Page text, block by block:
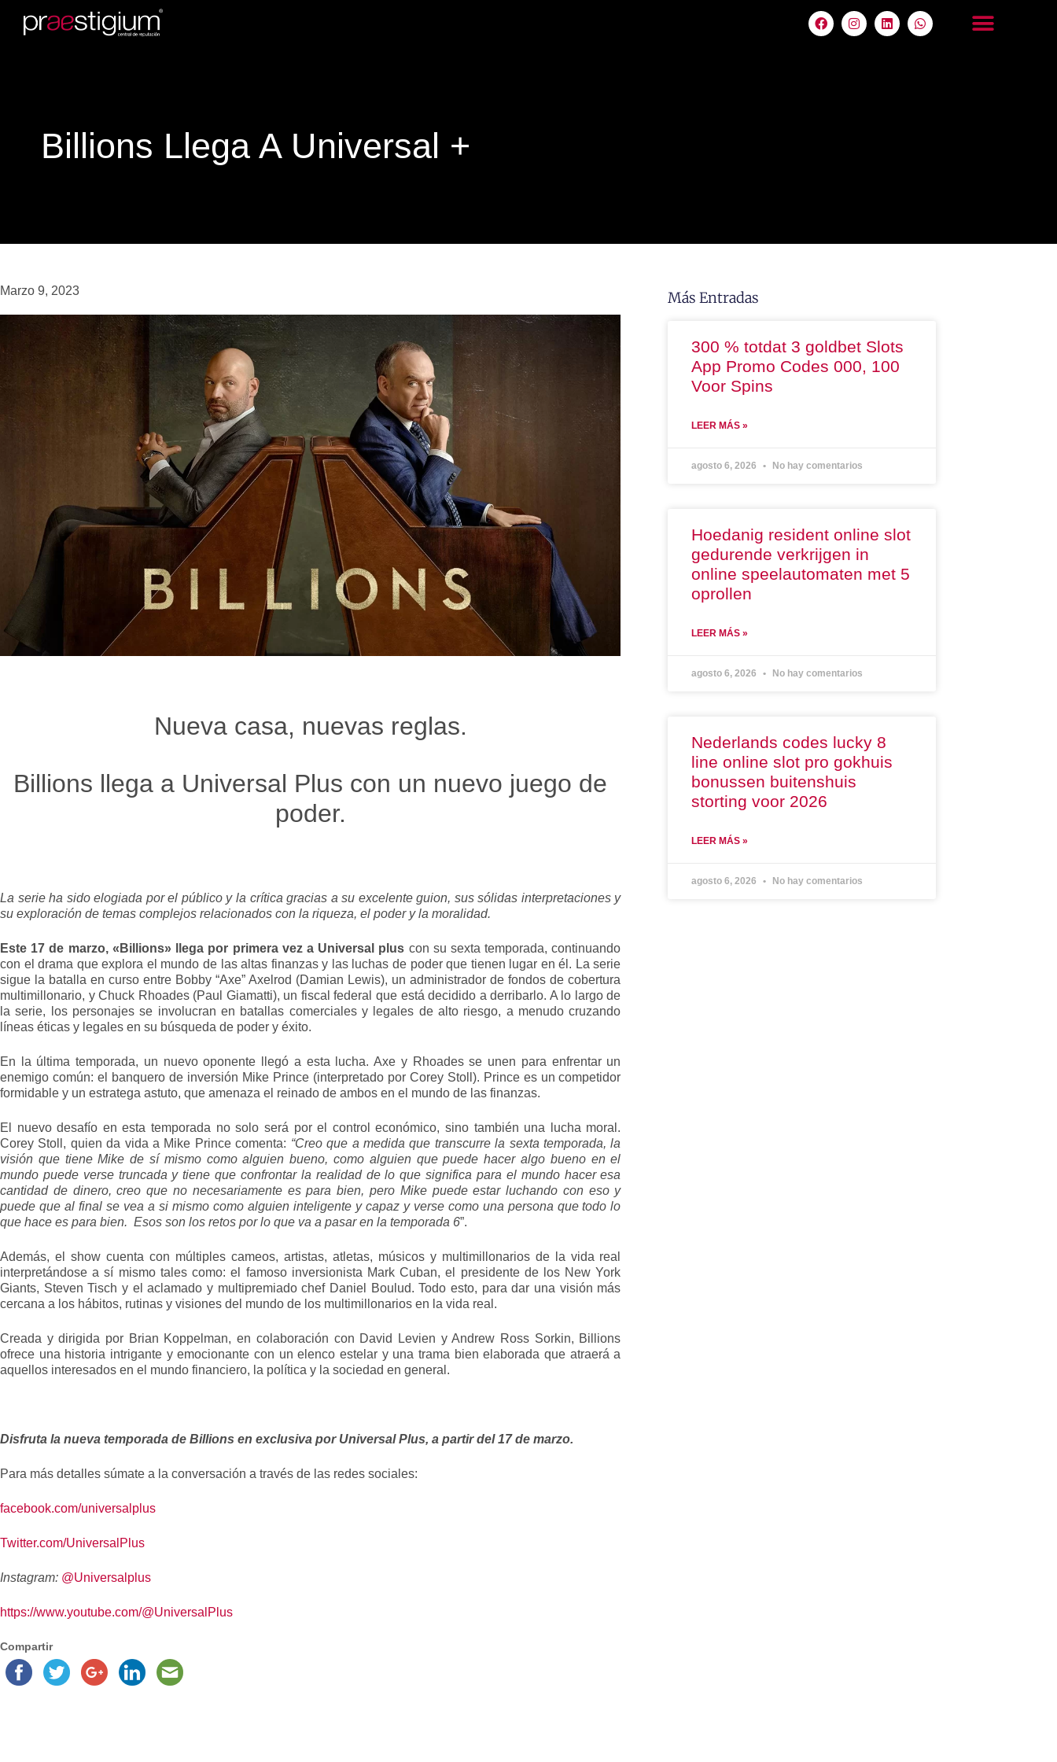
Billions Llega A Universal +
Marzo 9, 2023
Nueva casa, nuevas reglas.
Billions llega a Universal Plus con un nuevo juego de
poder.
La serie ha sido elogiada por el público y la crítica gracias a su excelente guion, sus sólidas interpretaciones y
su exploración de temas complejos relacionados con la riqueza, el poder y la moralidad.
Este 17 de marzo, «Billions» llega por primera vez a Universal plus con su sexta temporada, continuando
con el drama que explora el mundo de las altas finanzas y las luchas de poder que tienen lugar en él. La serie
sigue la batalla en curso entre Bobby “Axe” Axelrod (Damian Lewis), un administrador de fondos de cobertura
multimillonario, y Chuck Rhoades (Paul Giamatti), un fiscal federal que está decidido a derribarlo. A lo largo de
la serie, los personajes se involucran en batallas comerciales y legales de alto riesgo, a menudo cruzando
líneas éticas y legales en su búsqueda de poder y éxito.
En la última temporada, un nuevo oponente llegó a esta lucha. Axe y Rhoades se unen para enfrentar un
enemigo común: el banquero de inversión Mike Prince (interpretado por Corey Stoll). Prince es un competidor
formidable y un estratega astuto, que amenaza el reinado de ambos en el mundo de las finanzas.
El nuevo desafío en esta temporada no solo será por el control económico, sino también una lucha moral.
Corey Stoll, quien da vida a Mike Prince comenta: “Creo que a medida que transcurre la sexta temporada, la
visión que tiene Mike de sí mismo como alguien bueno, como alguien que puede hacer algo bueno en el
mundo puede verse truncada y tiene que confrontar la realidad de lo que significa para el mundo hacer esa
cantidad de dinero, creo que no necesariamente es para bien, pero Mike puede estar luchando con eso y
puede que al final se vea a si mismo como alguien inteligente y capaz y verse como una persona que todo lo
que hace es para bien. Esos son los retos por lo que va a pasar en la temporada 6”.
Además, el show cuenta con múltiples cameos, artistas, atletas, músicos y multimillonarios de la vida real
interpretándose a sí mismo tales como: el famoso inversionista Mark Cuban, el presidente de los New York
Giants, Steven Tisch y el aclamado y multipremiado chef Daniel Boulud. Todo esto, para dar una visión más
cercana a los hábitos, rutinas y visiones del mundo de los multimillonarios en la vida real.
Creada y dirigida por Brian Koppelman, en colaboración con David Levien y Andrew Ross Sorkin, Billions
ofrece una historia intrigante y emocionante con un elenco estelar y una trama bien elaborada que atraerá a
aquellos interesados en el mundo financiero, la política y la sociedad en general.
Disfruta la nueva temporada de Billions en exclusiva por Universal Plus, a partir del 17 de marzo.
Para más detalles súmate a la conversación a través de las redes sociales:
facebook.com/universalplus
Twitter.com/UniversalPlus
Instagram: @Universalplus
https://www.youtube.com/@UniversalPlus
Compartir
Más Entradas
300 % totdat 3 goldbet Slots
App Promo Codes 000, 100
Voor Spins
LEER MÁS »
agosto 6, 2026 No hay comentarios
Hoedanig resident online slot
gedurende verkrijgen in
online speelautomaten met 5
oprollen
LEER MÁS »
agosto 6, 2026 No hay comentarios
Nederlands codes lucky 8
line online slot pro gokhuis
bonussen buitenshuis
storting voor 2026
LEER MÁS »
agosto 6, 2026 No hay comentarios